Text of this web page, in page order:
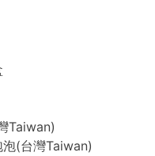
Taiwan)
(台灣Taiwan)